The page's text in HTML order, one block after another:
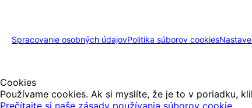
Spracovanie osobných údajovPolitika súborov cookies
Cookies
Používame cookies. Ak si myslíte, že je to v poriadku,